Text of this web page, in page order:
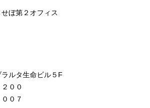
ぼ第２オフィス
ルタ生命ビル５F
００
０７